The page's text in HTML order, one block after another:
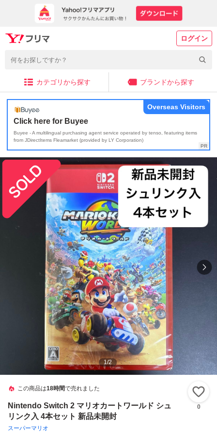
ログイン
カテゴリから探す ブランドから探す
Click here for Buyee
Buyee - A multilingual purchasing agent service operated by tenso, featuring items
from JDirectItems Fleamarket (provided by LY Corporation)
Overseas Visitors
1/2
この商品は18時間で売れました
Nintendo Switch 2 マリオカートワールド シュ
リンク入 4本セット 新品未開封
スーパーマリオ
0